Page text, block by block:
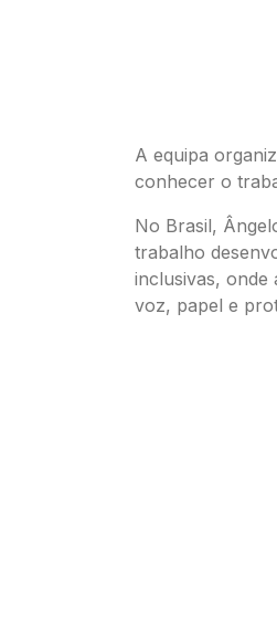
A equipa
conhecer o
No Brasil,
trabalho
inclusivas, onde
voz, papel e